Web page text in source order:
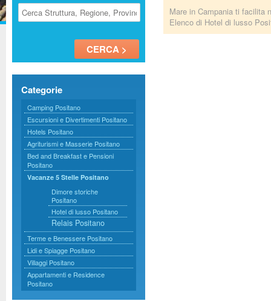
Categorie
Camping Positano
Escursioni e Divertimenti Positano
Hotels Positano
Agriturismi e Masserie Positano
Bed and Breakfast e Pensioni
Positano
Vacanze 5 Stelle Positano
Dimore storiche
Positano
Hotel di lusso Positano
Relais Positano
Terme e Benessere Positano
Lidi e Spiagge Positano
Villaggi Positano
Appartamenti e Residence
Positano
Mare in Campania ti facilita
Elenco di Hotel di lusso